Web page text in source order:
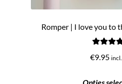
Romper | I love you to
€9.95